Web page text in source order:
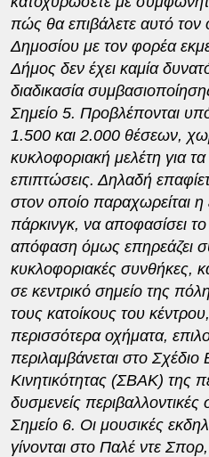
πώς θα επιβάλετε αυτό
Δημοσίου με τον φορέα
Δήμος δεν έχει καμία
διαδικασία
Σημείο 5. Προβλέπονται
1.500 και 2.000 θέσεων,
κυκλοφοριακή μελέτη για
επιπτώσεις. Δηλαδή
στον οποίο παραχωρείται
πάρκινγκ, να αποφασίσει
απόφαση όμως επηρεάζει
κυκλοφοριακές συνθήκες,
σε κεντρικό σημείο της
τους κατοίκους του
περισσότερα οχήματα,
περιλαμβάνεται στο Σχέδιο
Κινητικότητας (ΣΒΑΚ) της
δυσμενείς περιβαλλοντικές
Σημείο 6. Οι μουσικές
γίνονται στο Παλέ ντε Σπορ,